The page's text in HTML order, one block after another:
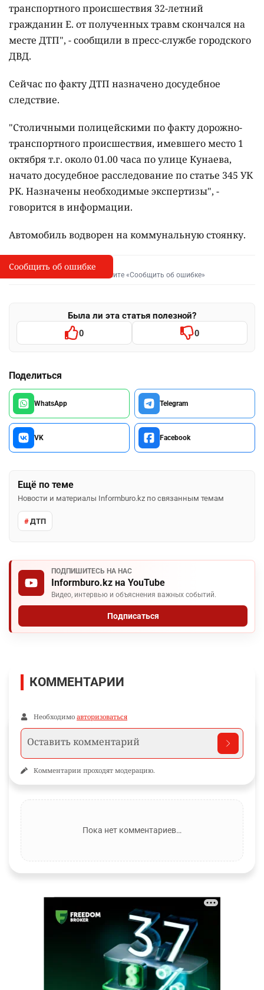
транспортного происшествия 32-летний
гражданин Е. от полученных травм скончался на
месте ДТП", - сообщили в пресс-службе городского
ДВД.
Сейчас по факту ДТП назначено досудебное
следствие.
"Столичными полицейскими по факту дорожно-
транспортного происшествия, имевшего место 1
октября т.г. около 01.00 часа по улице Кунаева,
начато досудебное расследование по статье 345 УК
РК. Назначены необходимые экспертизы", -
говорится в информации.
Автомобиль водворен на коммунальную стоянку.
I
Сообщить об опечатке
Выделите фрагмент и нажмите «Сообщить об ошибке»
Была ли эта статья полезной?
0 0
Поделиться
WhatsApp Telegram
VK Facebook
Ещё по теме
Новости и материалы Informburo.kz по связанным темам
ДТП
ПОДПИШИТЕСЬ НА НАС
Informburo.kz на YouTube
Видео, интервью и объяснения важных событий.
Подписаться
Сообщить об ошибке
КОММЕНТАРИИ
Необходимо авторизоваться
Комментарии проходят модерацию.
Пока нет комментариев…